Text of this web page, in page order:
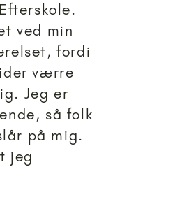
ved min
fordi
værre
Jeg er
så folk
på mig.
jeg